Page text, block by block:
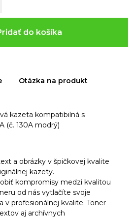
do košíka
Otázka na produkt
kazeta kompatibilná s
(č. 130A modrý)
a obrázky v špičkovej kvalite
kazety.
kompromisy medzi kvalitou
od nás vytlačíte svoje
v profesionálnej kvalite. Toner
aj archívnych